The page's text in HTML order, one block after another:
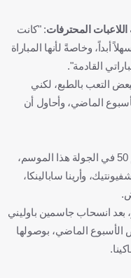
المحترفات: "كانت
أبداً، وخاصةً لأنها المباراة
القادمة".
التعب بالطبع، لكني
الماضي، وأحاول أن
يُعد فوز ريباكينا على فرنانديز هو انتصارها رقم 50 في الجولة هذا الموسم،
وأرينا سابالينكا،
بعد انسحاب جاسمين باوليني
الأسبوع الماضي، بوصولها